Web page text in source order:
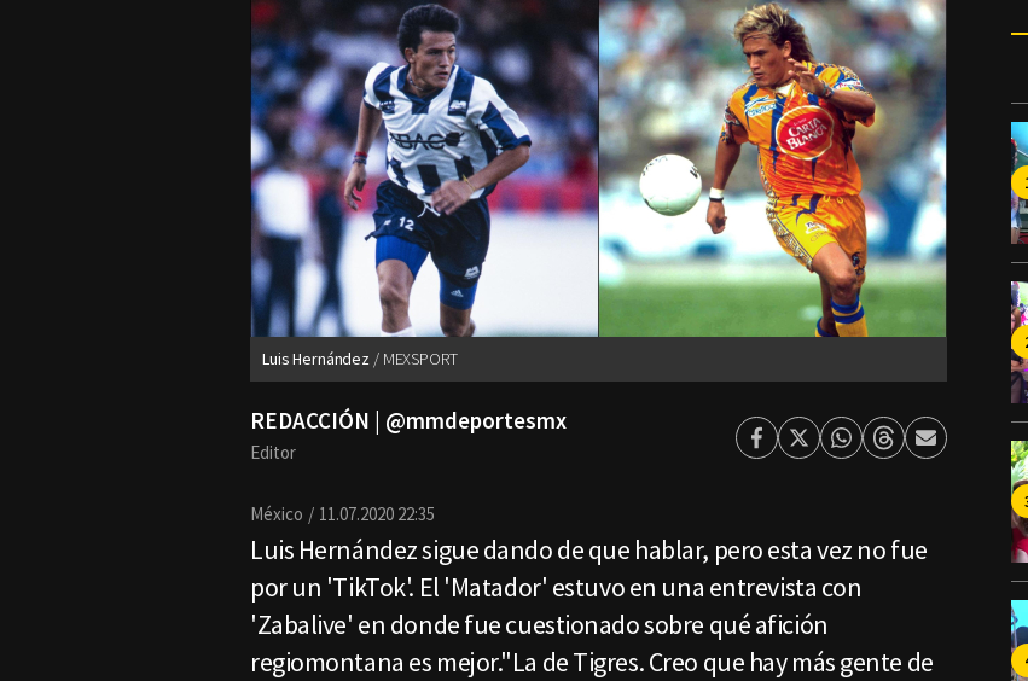
Luis Hernández MEXSPORT
REDACCIÓN | @mmdeportesmx
Editor Facebook
TwitterWhatsapp
ThreadsEnviar
México 11.07.2020 22:35
Luis Hernández sigue dando de que hablar, pero esta vez no fue
por un 'TikTok'. El 'Matador' estuvo en una entrevista con
'Zabalive' en donde fue cuestionado sobre qué afición
regiomontana es mejor."La de Tigres. Creo que hay más gente de